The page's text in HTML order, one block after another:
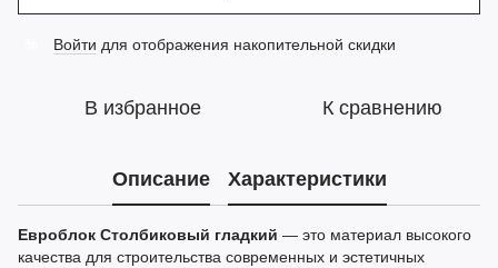
Войти для отображения накопительной скидки
В избранное К сравнению
Описание Характеристики
Евроблок Столбиковый гладкий — это материал высокого
качества для строительства современных и эстетичных